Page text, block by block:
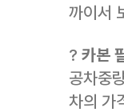
까이서
? 카본
공차중
차의 가